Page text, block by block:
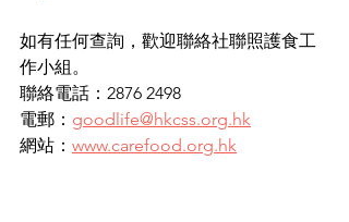
如有任何查詢，歡迎聯絡社聯照護食工
作小組。​
​聯絡電話：2876 2498
電郵： goodlife@hkcss.org.hk
網站： www.carefood.org.hk